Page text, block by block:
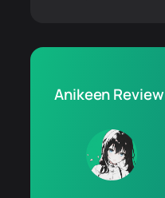
Anikeen Review